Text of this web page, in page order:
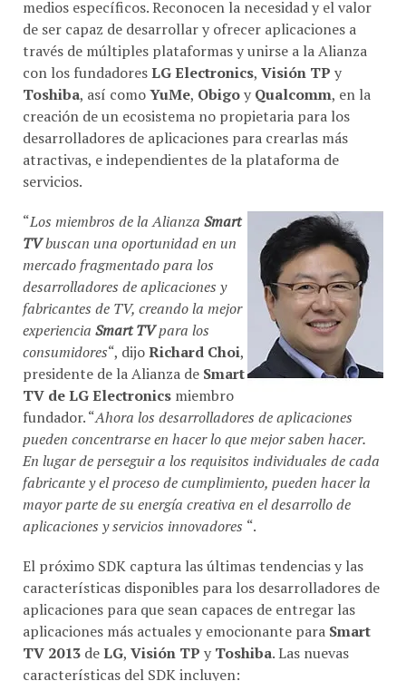
de ser capaz de desarrollar y ofrecer aplicaciones a
través de múltiples plataformas y unirse a la Alianza
con los fundadores LG Electronics Visión TP y
Toshiba , así comoYuMe Obigoy Qualcomm , en la
creación de un ecosistema no propietaria para los
desarrolladores de aplicaciones para crearlas más
atractivas, e independientes de la plataforma de
servicios.
“Los miembros de la Alianza Smart
TVbuscan una oportunidad en un
mercado fragmentado para los
desarrolladores de aplicaciones y
fabricantes de TV, creando la mejor
experiencia Smart TVpara los
consumidores“, dijoRichard Choi
presidente de la Alianza de Smart
TV de LG Electronics miembro
fundador. “Ahora los desarrolladores de aplicaciones
pueden concentrarse en hacer lo que mejor saben hacer.
En lugar de perseguir a los requisitos individuales de cada
fabricante y el proceso de cumplimiento, pueden hacer la
mayor parte de su energía creativa en el desarrollo de
aplicaciones y servicios innovadores “.
El próximo SDK captura las últimas tendencias y las
características disponibles para los desarrolladores de
aplicaciones para que sean capaces de entregar las
aplicaciones más actuales y emocionante para Smart
TV 2013 deLG Visión TP y Toshiba . Las nuevas
características del SDK incluyen: